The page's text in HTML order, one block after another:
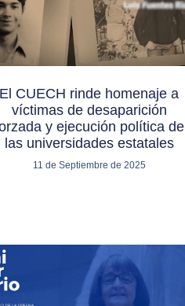
El CUECH rinde homenaje a
víctimas de desaparición
y ejecución política de
las universidades estatales
11 de Septiembre de 2025